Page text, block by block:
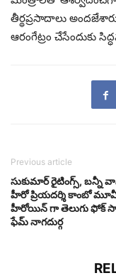
తీర్థప్రసాదాలు
ఆరంగేట్రం చేసేందుకు
Previous article
సుకుమార్ రైటింగ్స్, బన్నీ
హీరో ప్రియదర్శి కాంబో
హీరోయిన్ గా తెలుగు ఫోక్
ఫేమ్ నాగదుర్గ